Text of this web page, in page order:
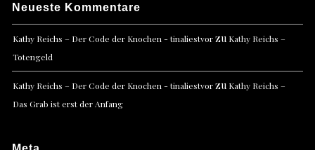
Neueste Kommentare
Kathy Reichs – Der Code der Knochen - tinaliestvorzu Kathy Reichs –
Totengeld
Kathy Reichs – Der Code der Knochen - tinaliestvorzu Kathy Reichs –
Das Grab ist erst der Anfang